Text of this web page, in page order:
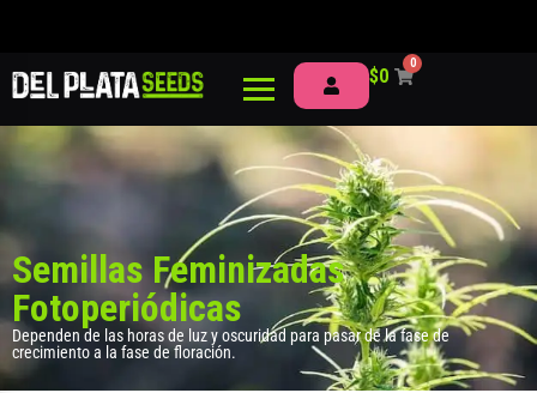
$0
0
Semillas Feminizadas
Fotoperiódicas
Dependen de las horas de luz y oscuridad para pasar de la fase de
crecimiento a la fase de floración.